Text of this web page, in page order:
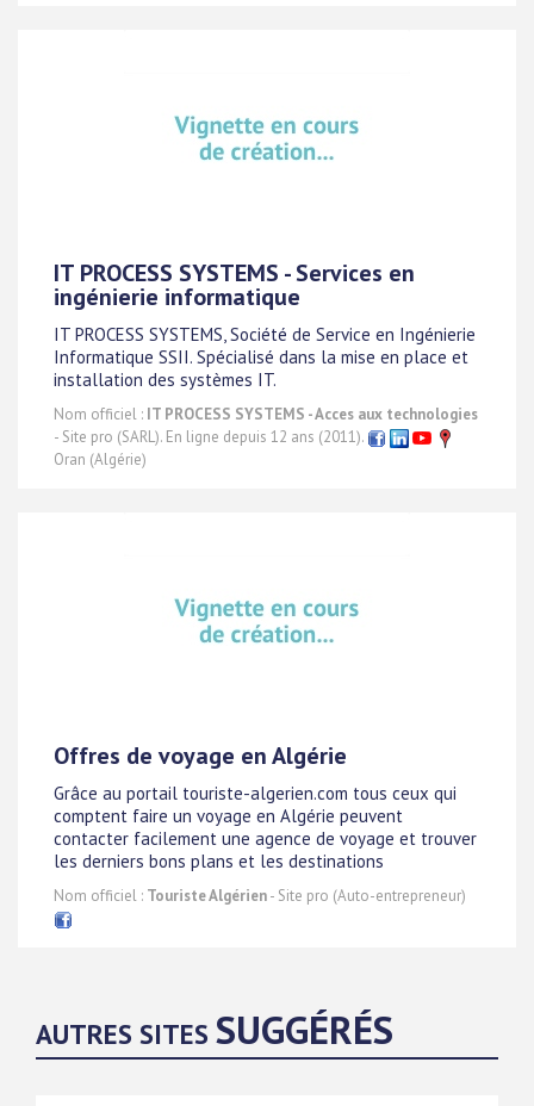
IT PROCESS SYSTEMS - Services en
ingénierie informatique
IT PROCESS SYSTEMS, Société de Service en Ingénierie
Informatique SSII. Spécialisé dans la mise en place et
installation des systèmes IT.
Nom officiel : IT PROCESS SYSTEMS - Acces aux technologies
- Site pro (SARL). En ligne depuis 12 ans (2011).
Oran (Algérie)
Offres de voyage en Algérie
Grâce au portail touriste-algerien.com tous ceux qui
comptent faire un voyage en Algérie peuvent
contacter facilement une agence de voyage et trouver
les derniers bons plans et les destinations
Nom officiel : Touriste Algérien- Site pro (Auto-entrepreneur)
AUTRES SITES SUGGÉRÉS